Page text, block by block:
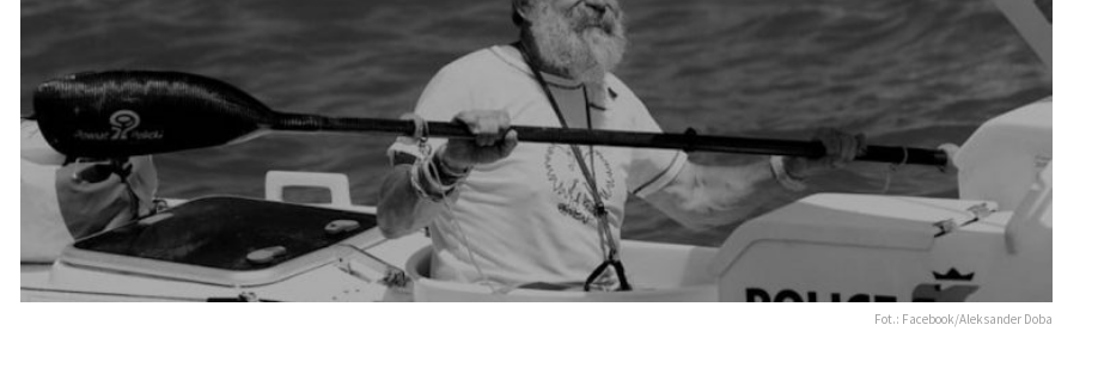
Fot.: Facebook/Aleksander Doba